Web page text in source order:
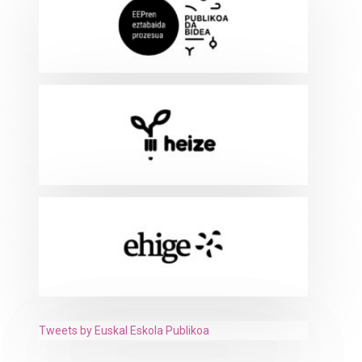
Tweets by Euskal Eskola Publikoa